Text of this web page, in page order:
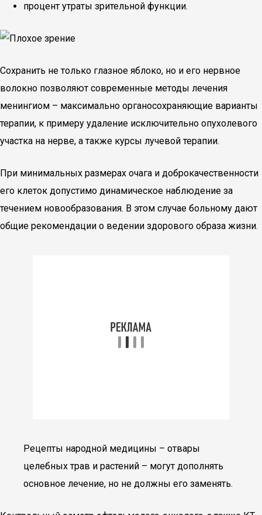
процент утраты зрительной функции.
Сохранить не только глазное яблоко, но и его нервное
волокно позволяют современные методы лечения
менингиом – максимально органосохраняющие варианты
терапии, к примеру удаление исключительно опухолевого
участка на нерве, а также курсы лучевой терапии.
При минимальных размерах очага и доброкачественности
его клеток допустимо динамическое наблюдение за
течением новообразования. В этом случае больному дают
общие рекомендации о ведении здорового образа жизни.
Рецепты народной медицины – отвары
целебных трав и растений – могут дополнять
основное лечение, но не должны его заменять.